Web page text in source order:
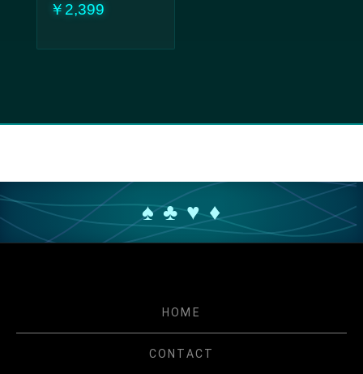
￥2,399
♠ ♣ ♥ ♦
HOME
CONTACT